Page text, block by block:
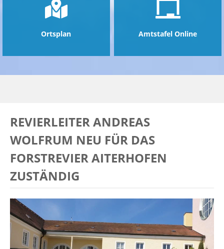
Ortsplan Amtstafel Online
REVIERLEITER ANDREAS
WOLFRUM NEU FÜR DAS
FORSTREVIER AITERHOFEN
ZUSTÄNDIG